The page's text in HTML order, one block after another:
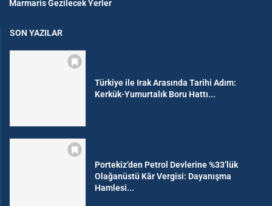
Marmaris Gezilecek Yerler
SON YAZILAR
Türkiye ile Irak Arasında Tarihi Adım:
Kerkük-Yumurtalık Boru Hattı...
Portekiz’den Petrol Devlerine %33’lük
Olağanüstü Kâr Vergisi: Dayanışma
Hamlesi...